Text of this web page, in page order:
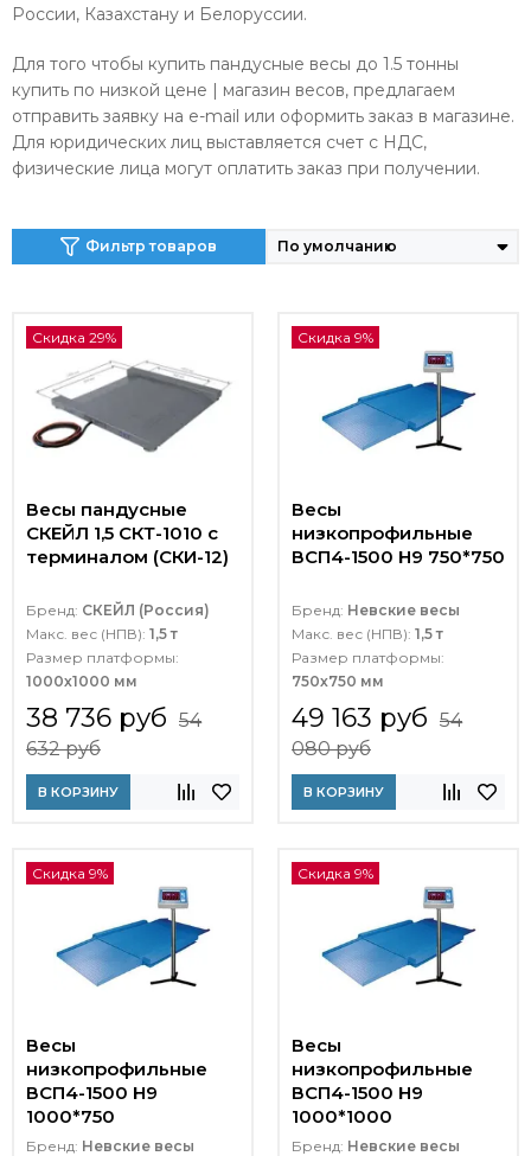
России, Казахстану и Белоруссии.
Для того чтобы купить пандусные весы до 1.5 тонны
купить по низкой цене | магазин весов, предлагаем
отправить заявку на e-mail или оформить заказ в магазине.
Для юридических лиц выставляется счет с НДС,
физические лица могут оплатить заказ при получении.
Фильтр товаров
Скидка 29%
Весы пандусные
СКЕЙЛ 1,5 СКТ-1010 с
терминалом (СКИ-12)
Бренд: СКЕЙЛ (Россия)
Макс. вес (НПВ): 1,5 т
Размер платформы:
1000х1000 мм
38 736 руб 54
632 руб
В КОРЗИНУ
Скидка 9%
Весы
низкопрофильные
ВСП4-1500 Н9 750*750
Бренд: Невские весы
Макс. вес (НПВ): 1,5 т
Размер платформы:
750х750 мм
49 163 руб 54
080 руб
В КОРЗИНУ
Скидка 9%
Весы
низкопрофильные
ВСП4-1500 Н9
1000*750
Бренд: Невские весы
Скидка 9%
Весы
низкопрофильные
ВСП4-1500 Н9
1000*1000
Бренд: Невские весы